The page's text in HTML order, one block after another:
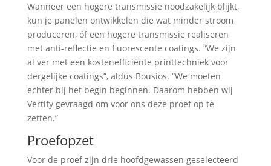
Wanneer een hogere transmissie noodzakelijk blijkt,
kun je panelen ontwikkelen die wat minder stroom
produceren, óf een hogere transmissie realiseren
met anti-reflectie en fluorescente coatings. “We zijn
al ver met een kostenefficiënte printtechniek voor
dergelijke coatings”, aldus Bousios. “We moeten
echter bij het begin beginnen. Daarom hebben wij
Vertify gevraagd om voor ons deze proef op te
zetten.”
Proefopzet
Voor de proef zijn drie hoofdgewassen geselecteerd